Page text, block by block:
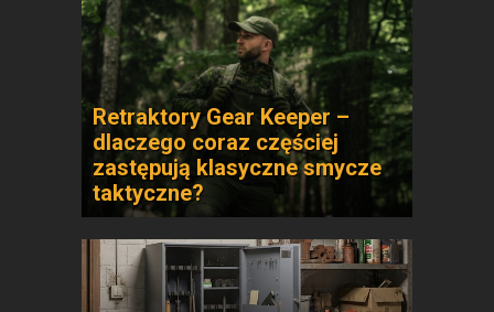
Retraktory Gear Keeper –
dlaczego coraz częściej
zastępują klasyczne smycze
taktyczne?